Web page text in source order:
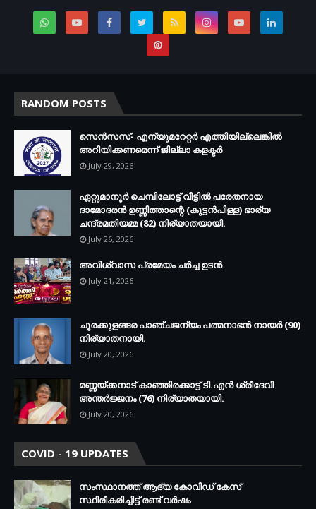
RANDOM POSTS
സെന്‍സസ്- എന്യുമറേറ്റര്‍ എത്തിയില്ലെങ്കില്‍
അറിയിക്കണമെന്ന് ജില്ലാ കളക്ടര്‍
July 29, 2026
ഏറ്റുമാനൂര്‍ ചെമ്പിലോട്ട് വീട്ടില്‍ പരേതനായ
ദാമോദരന്‍ ഉണ്ണിത്താന്റെ (കുട്ടന്‍പിള്ള) ഭാര്യ
ചന്ദ്രമതിയമ്മ (82) നിര്യാതയായി.
July 26, 2026
അവിശ്വാസ പ്രമേയം ചര്‍ച്ച ഉടന്‍
July 21, 2026
ചൂരക്കുളങ്ങര പാഞ്ചജന്യം പത്മനാഭന്‍ നായര്‍ (90)
നിര്യാതനായി.
July 20, 2026
മണ്ണയ്ക്കനാട് കാഞ്ഞിരക്കാട്ട് ടി.എന്‍ ശ്രീദേവി
അന്തര്‍ജ്ജനം (76) നിര്യാതയായി.
July 20, 2026
COVID - 19 UPDATES
സംസ്ഥാനത്ത് ആദ്യ കോവിഡ് കേസ്
സ്ഥിരീകരിച്ചിട്ട് രണ്ട് വര്‍ഷം